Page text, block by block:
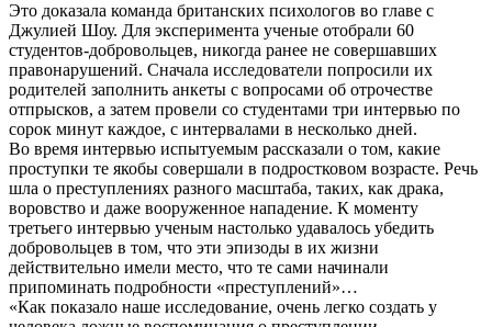
Это доказала команда британских психологов во главе с
Джулией Шоу. Для эксперимента ученые отобрали 60
студентов-добровольцев, никогда ранее не совершавших
правонарушений. Сначала исследователи попросили их
родителей заполнить анкеты с вопросами об отрочестве
отпрысков, а затем провели со студентами три интервью по
сорок минут каждое, с интервалами в несколько дней.
Во время интервью испытуемым рассказали о том, какие
проступки те якобы совершали в подростковом возрасте. Речь
шла о преступлениях разного масштаба, таких, как драка,
воровство и даже вооруженное нападение. К моменту
третьего интервью ученым настолько удавалось убедить
добровольцев в том, что эти эпизоды в их жизни
действительно имели место, что те сами начинали
припоминать подробности «преступлений»…
«Как показало наше исследование, очень легко создать у